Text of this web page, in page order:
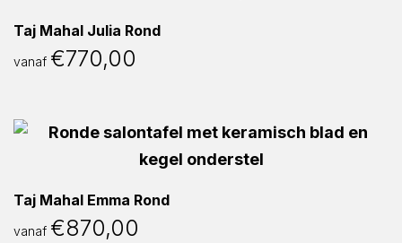
Taj Mahal Julia Rond
vanaf €770,00
Taj Mahal Emma Rond
vanaf €870,00